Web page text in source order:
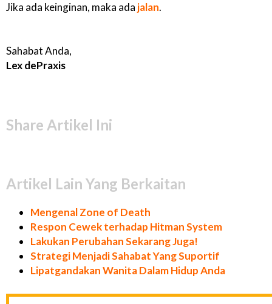
Jika ada keinginan, maka ada jalan.
Sahabat Anda,
Lex dePraxis
Share Artikel Ini
Artikel Lain Yang Berkaitan
Mengenal Zone of Death
Respon Cewek terhadap Hitman System
Lakukan Perubahan Sekarang Juga!
Strategi Menjadi Sahabat Yang Suportif
Lipatgandakan Wanita Dalam Hidup Anda